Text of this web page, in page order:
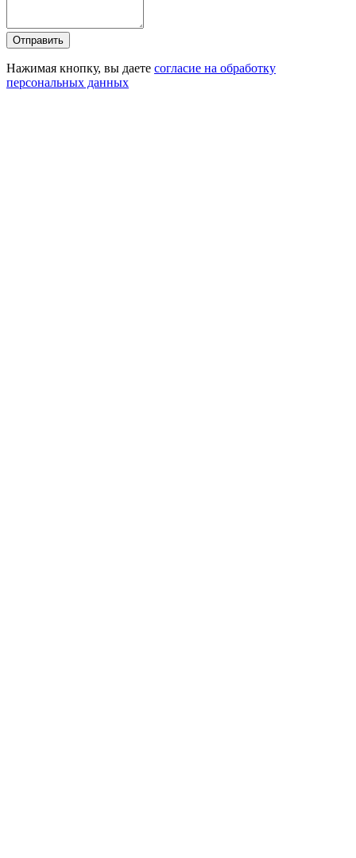
Отправить
Нажимая кнопку, вы даете согласие на обработку
персональных данных